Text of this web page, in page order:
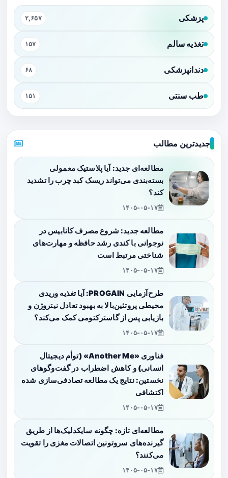
پزشکی ۲,۶۵۷
تغذیه سالم ۱۵۷
دندانپزشکی ۶۸
طب سنتی ۱۵۱
جدیدترین مطالب
مطالعه‌ای جدید: آیا پلاستیک معمولی
بسته‌بندی می‌تواند ریسک کبد چرب را تشدید
کند؟
۱۴۰۵-۰۵-۱۷
مطالعه جدید: شروع مصرف کانابیس در
نوجوانی با کندی رشد حافظه و مهارت‌های
شناختی مرتبط است
۱۴۰۵-۰۵-۱۷
طرح‌آزمایی PROGAIN: آیا تغذیه وریدی
محیطی پروتئین‌بالا به بهبود تعادل نیتروژن و
بازیابی پس از گاسترکتومی کمک می‌کند؟
۱۴۰۵-۰۵-۱۷
فناوری «Another Me» (توأم دیجیتال
انسانی) و کاهش اضطراب در گفت‌وگوهای
نخستین: نتایج یک مطالعه تصادفی‌سازی شده
اکتشافی
۱۴۰۵-۰۵-۱۷
مطالعه‌ای تازه: چگونه سایکدلیک‌ها از طریق
گیرنده‌های سروتونین اتصالات مغزی را تقویت
می‌کنند؟
۱۴۰۵-۰۵-۱۷